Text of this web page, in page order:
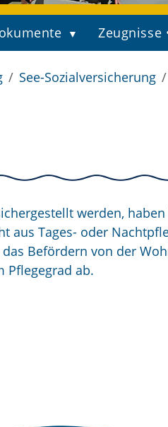
Zeugnisse
See-Sozialversicherung
werden,
aus Tages- oder
Befördern von der
Pflegegrad ab.